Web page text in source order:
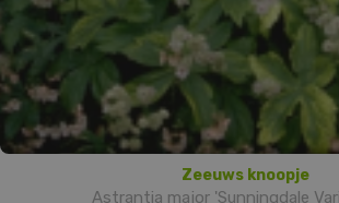
Zeeuws knoopje
Astrantia major 'Sunningdale